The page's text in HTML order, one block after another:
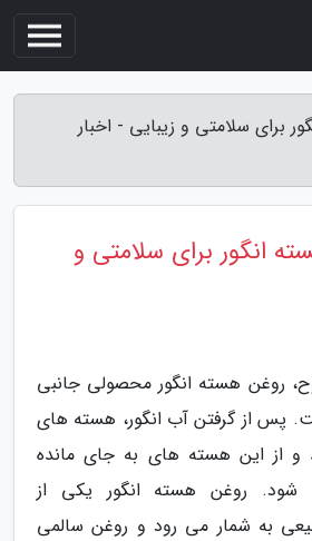
برای سلامتی و زیبایی - اخبار
انگور برای سلامتی و
روغن هسته انگور محصولی جانبی
پس از گرفتن آب انگور، هسته های
و از این هسته های به جای مانده
شود. روغن هسته انگور یکی از
به شمار می رود و روغن سالمی